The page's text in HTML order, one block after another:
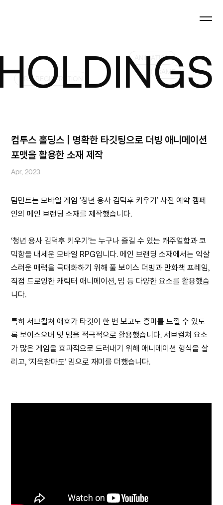
PRE-REGISTRATION
GAME
ANIMATION
컴투스 홀딩스 | 명확한 타깃팅으로 더빙 애니메이션
포맷을 활용한 소재 제작
Apr, 2023
팀민트는 모바일 게임 ‘청년 용사 김덕후 키우기’ 사전 예약 캠페
인의 메인 브랜딩 소재를 제작했습니다.
‘청년 용사 김덕후 키우기’는 누구나 즐길 수 있는 캐주얼함과 코
믹함을 내세운 모바일 RPG입니다. 메인 브랜딩 소재에서는 익살
스러운 매력을 극대화하기 위해 풀 보이스 더빙과 만화책 프레임,
직접 드로잉한 캐릭터 애니메이션, 밈 등 다양한 요소를 활용했습
니다.
특히 서브컬쳐 애호가 타깃이 한 번 보고도 흥미를 느낄 수 있도
록 보이스오버 및 밈을 적극적으로 활용했습니다. 서브컬쳐 요소
가 많은 게임을 효과적으로 드러내기 위해 애니메이션 형식을 살
리고, ‘지옥참마도’ 밈으로 재미를 더했습니다.